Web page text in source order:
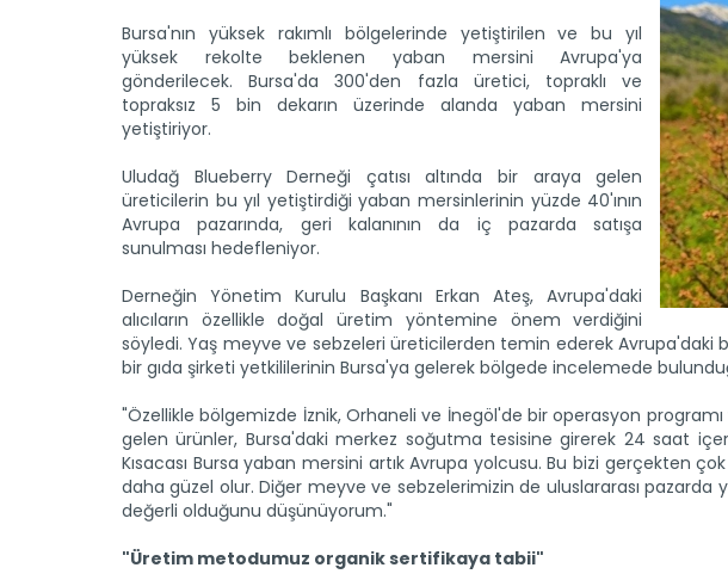
Bursa'nın yüksek rakımlı bölgelerinde yetiştirilen ve bu yıl
yüksek rekolte beklenen yaban mersini Avrupa'ya
gönderilecek. Bursa'da 300'den fazla üretici, topraklı ve
topraksız 5 bin dekarın üzerinde alanda yaban mersini
yetiştiriyor.
Uludağ Blueberry Derneği çatısı altında bir araya gelen
üreticilerin bu yıl yetiştirdiği yaban mersinlerinin yüzde 40'ının
Avrupa pazarında, geri kalanının da iç pazarda satışa
sunulması hedefleniyor.
Derneğin Yönetim Kurulu Başkanı Erkan Ateş, Avrupa'daki
alıcıların özellikle doğal üretim yöntemine önem verdiğini
söyledi. Yaş meyve ve sebzeleri üreticilerden temin ederek Avrupa'daki
bir gıda şirketi yetkililerinin Bursa'ya gelerek bölgede incelemede
"Özellikle bölgemizde İznik, Orhaneli ve İnegöl'de bir operasyon
gelen ürünler, Bursa'daki merkez soğutma tesisine girerek 24 saat
Kısacası Bursa yaban mersini artık Avrupa yolcusu. Bu bizi gerçekten
daha güzel olur. Diğer meyve ve sebzelerimizin de uluslararası pazarda
değerli olduğunu düşünüyorum."
"Üretim metodumuz organik sertifikaya tabii"